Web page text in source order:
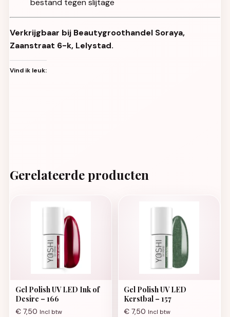
bestand tegen slijtage
Verkrijgbaar bij Beautygroothandel Soraya,
Zaanstraat 6-k, Lelystad.
Vind ik leuk:
Gerelateerde producten
Gel Polish UV LED Ink of
Desire – 166
€ 7,50 Incl btw
Gel Polish UV LED
Kerstbal – 157
€ 7,50 Incl btw